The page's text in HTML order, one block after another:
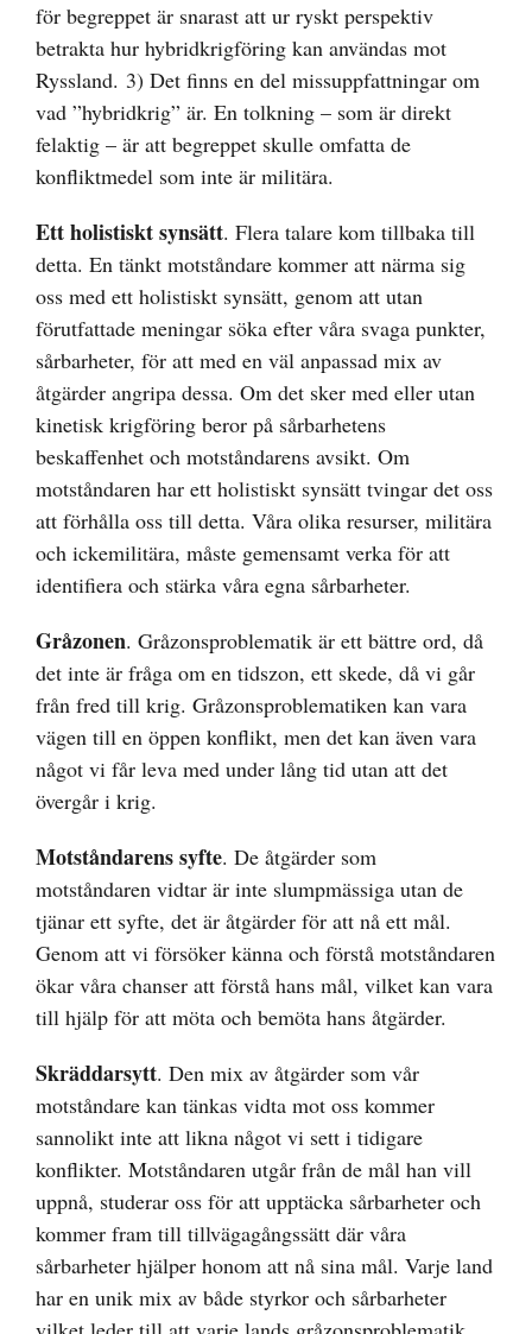
för begreppet är snarast att ur ryskt perspektiv
betrakta hur hybridkrigföring kan användas mot
Ryssland. 3) Det finns en del missuppfattningar om
vad ”hybridkrig” är. En tolkning – som är direkt
felaktig – är att begreppet skulle omfatta de
konfliktmedel som inte är militära.
Ett holistiskt synsätt. Flera talare kom tillbaka till
detta. En tänkt motståndare kommer att närma sig
oss med ett holistiskt synsätt, genom att utan
förutfattade meningar söka efter våra svaga punkter,
sårbarheter, för att med en väl anpassad mix av
åtgärder angripa dessa. Om det sker med eller utan
kinetisk krigföring beror på sårbarhetens
beskaffenhet och motståndarens avsikt. Om
motståndaren har ett holistiskt synsätt tvingar det oss
att förhålla oss till detta. Våra olika resurser, militära
och ickemilitära, måste gemensamt verka för att
identifiera och stärka våra egna sårbarheter.
Gråzonen. Gråzonsproblematik är ett bättre ord, då
det inte är fråga om en tidszon, ett skede, då vi går
från fred till krig. Gråzonsproblematiken kan vara
vägen till en öppen konflikt, men det kan även vara
något vi får leva med under lång tid utan att det
övergår i krig.
Motståndarens syfte. De åtgärder som
motståndaren vidtar är inte slumpmässiga utan de
tjänar ett syfte, det är åtgärder för att nå ett mål.
Genom att vi försöker känna och förstå motståndaren
ökar våra chanser att förstå hans mål, vilket kan vara
till hjälp för att möta och bemöta hans åtgärder.
Skräddarsytt. Den mix av åtgärder som vår
motståndare kan tänkas vidta mot oss kommer
sannolikt inte att likna något vi sett i tidigare
konflikter. Motståndaren utgår från de mål han vill
uppnå, studerar oss för att upptäcka sårbarheter och
kommer fram till tillvägagångssätt där våra
sårbarheter hjälper honom att nå sina mål. Varje land
har en unik mix av både styrkor och sårbarheter